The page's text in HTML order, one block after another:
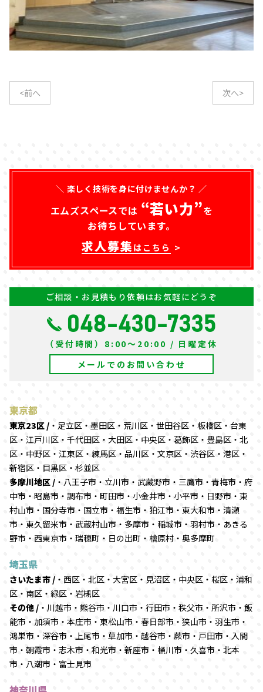
<前へ 次へ>
＼ 楽しく技術を身に付けませんか？ ／
エムズスペースでは “若い力”を
お待ちしています。
求人募集 はこちら
ご相談・お見積もり依頼はお気軽にどうぞ
048-430-7335
（受付時間）8:00～20:00 / 日曜定休
メールでのお問い合わせ
東京都
東京23区 / ・足立区・墨田区・荒川区・世田谷区・板橋区・台東
区・江戸川区・千代田区・大田区・中央区・葛飾区・豊島区・北
区・中野区・江東区・練馬区・品川区・文京区・渋谷区・港区・
新宿区・目黒区・杉並区
多摩川地区 / ・八王子市・立川市・武蔵野市・三鷹市・青梅市・府
中市・昭島市・調布市・町田市・小金井市・小平市・日野市・東
村山市・国分寺市・国立市・福生市・狛江市・東大和市・清瀬
市・東久留米市・武蔵村山市・多摩市・稲城市・羽村市・あきる
野市・西東京市・瑞穂町・日の出町・檜原村・奥多摩町
埼玉県
さいたま市 / ・西区・北区・大宮区・見沼区・中央区・桜区・浦和
区・南区・緑区・岩槻区
その他 / ・川越市・熊谷市・川口市・行田市・秩父市・所沢市・飯
能市・加須市・本庄市・東松山市・春日部市・狭山市・羽生市・
鴻巣市・深谷市・上尾市・草加市・越谷市・蕨市・戸田市・入間
市・朝霞市・志木市・和光市・新座市・桶川市・久喜市・北本
市・八潮市・富士見市